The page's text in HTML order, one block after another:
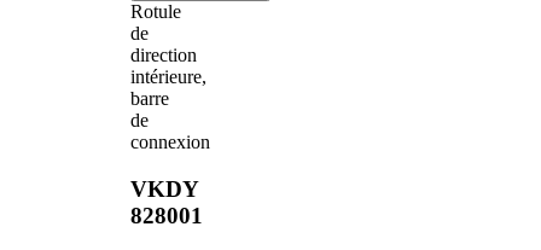
Rotule
de
direction
intérieure,
barre
de
connexion
VKDY
828001